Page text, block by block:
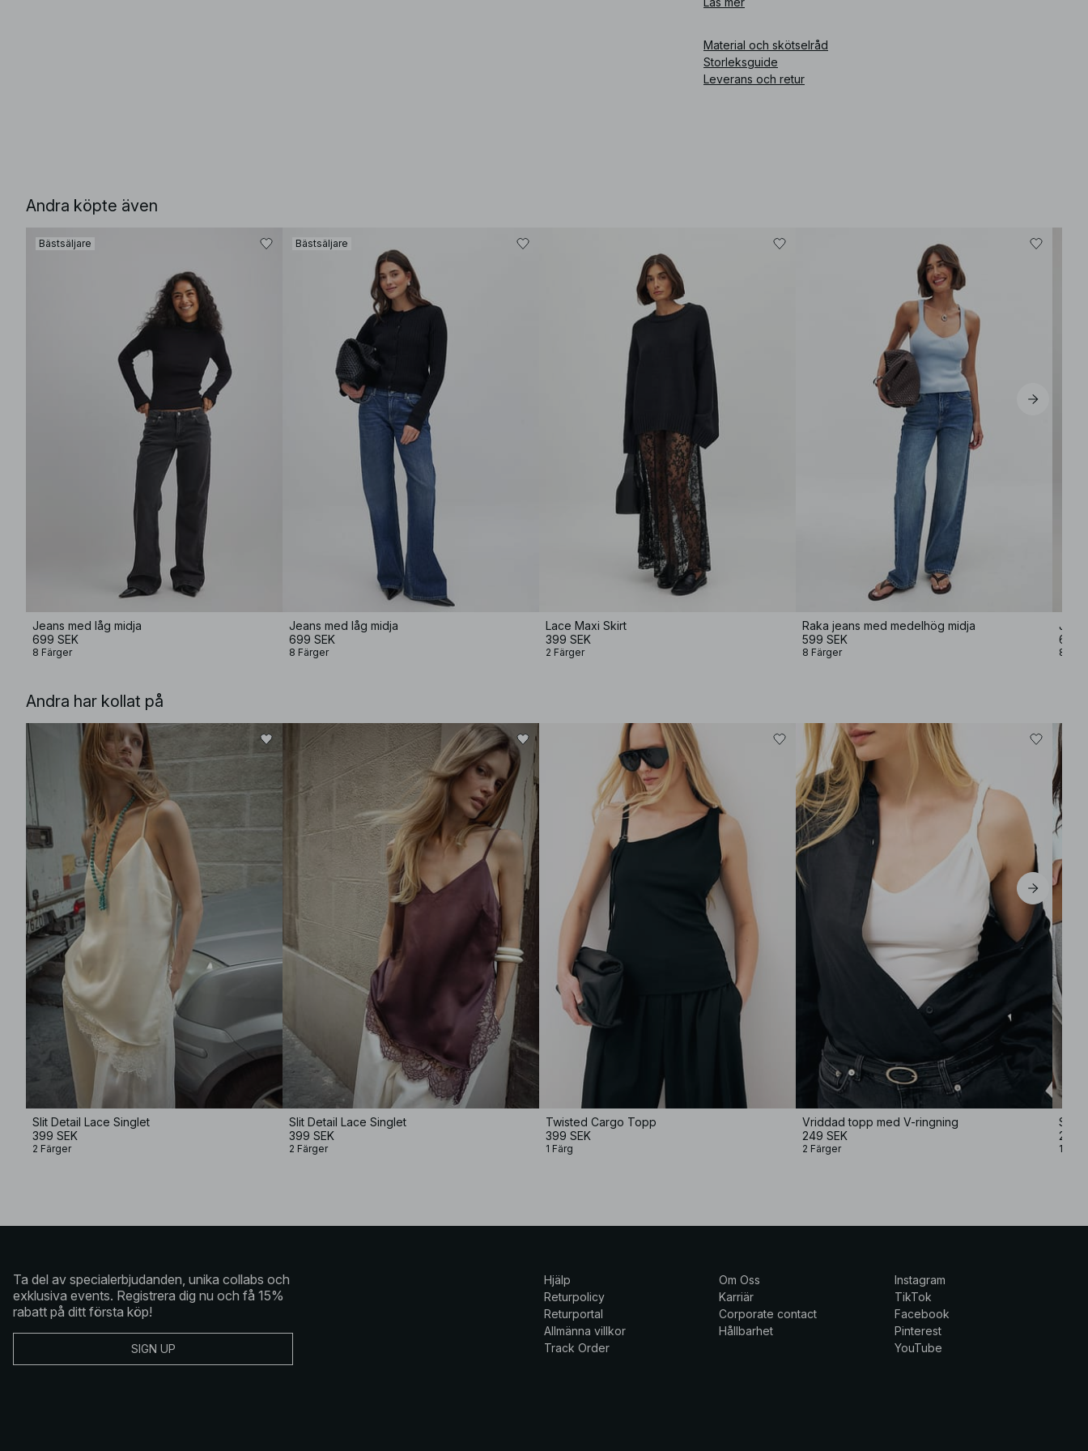
Material och skötselråd
Storleksguide
Leverans och retur
Andra köpte även
Bästsäljare
Jeans med låg midja
699 SEK
8 Färger
Bästsäljare
Jeans med låg midja
699 SEK
8 Färger
Lace Maxi Skirt
399 SEK
2 Färger
Raka jeans med medelhög midja
599 SEK
8 Färger
699
8
Andra har kollat på
Slit Detail Lace Singlet
399 SEK
2 Färger
Slit Detail Lace Singlet
399 SEK
2 Färger
Twisted Cargo Topp
399 SEK
1 Färg
Vriddad topp med V-ringning
249 SEK
2 Färger
299
1 Färg
Ta del av specialerbjudanden, unika collabs och
exklusiva events. Registrera dig nu och få 15%
rabatt på ditt första köp!
SIGN UP
Hjälp
Returpolicy
Returportal
Allmänna villkor
Track Order
Om Oss
Karriär
Corporate contact
Hållbarhet
Instagram
TikTok
Facebook
Pinterest
YouTube